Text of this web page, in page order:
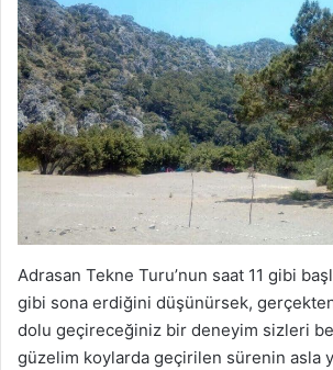
Adrasan Tekne Turu’nun saat 11 gibi
gibi sona erdiğini düşünürsek,
dolu geçireceğiniz bir deneyim sizleri
güzelim koylarda geçirilen sürenin asla